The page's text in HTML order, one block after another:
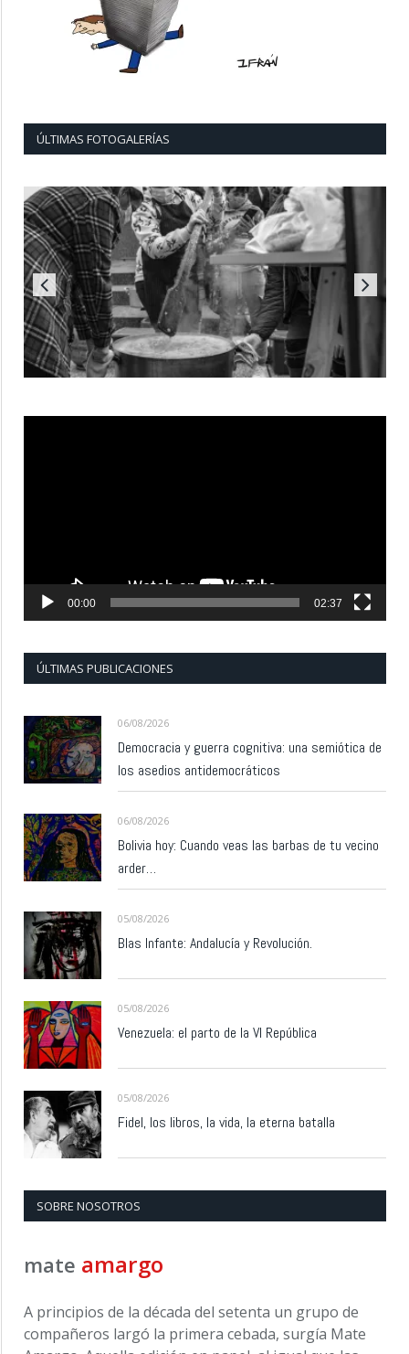
ÚLTIMAS FOTOGALERÍAS
00:00 02:37
ÚLTIMAS PUBLICACIONES
06/08/2026
Democracia y guerra cognitiva: una semiótica de
los asedios antidemocráticos
06/08/2026
Bolivia hoy: Cuando veas las barbas de tu vecino
arder…
05/08/2026
Blas Infante: Andalucía y Revolución.
05/08/2026
Venezuela: el parto de la VI República
05/08/2026
Fidel, los libros, la vida, la eterna batalla
SOBRE NOSOTROS
mate amargo
A principios de la década del setenta un grupo de
compañeros largó la primera cebada, surgía Mate